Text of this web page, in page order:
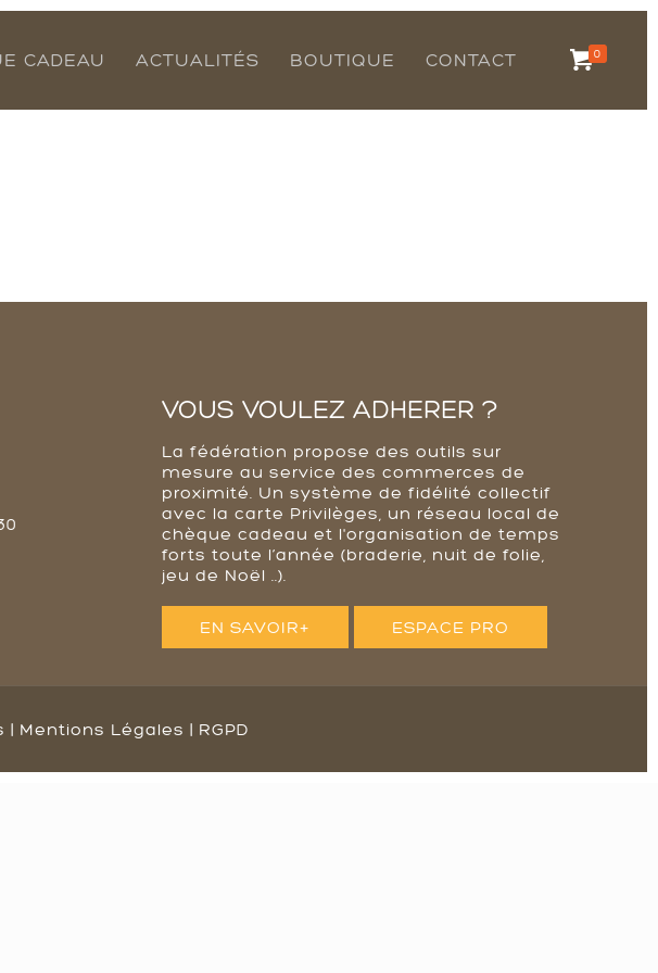
CADEAU ACTUALITÉS BOUTIQUE CONTACT 0
VOUS VOULEZ ADHERER ?
La fédération propose des outils sur
mesure au service des commerces de
proximité. Un système de fidélité collectif
avec la carte Privilèges, un réseau local de
chèque cadeau et l'organisation de temps
forts toute l’année (braderie, nuit de folie,
jeu de Noël ..).
EN SAVOIR+ ESPACE PRO
| Mentions Légales | RGPD